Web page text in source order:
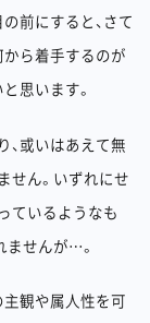
前にすると、さて
から着手するのが
思います。
、或いはあえて無
せん。いずれにせ
ているようなも
ませんが…。
主観や属人性を可